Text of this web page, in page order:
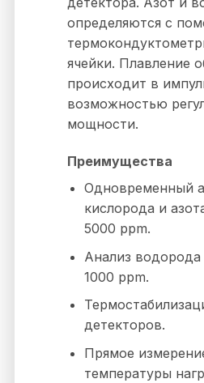
определяются с
ячейки. Плавление
происходит в
возможностью
мощности.
Преимущества
Одновременный
кислорода и
5000 ppm.
Анализ водорода
1000 ppm.
детекторов.
Прямое
температуры